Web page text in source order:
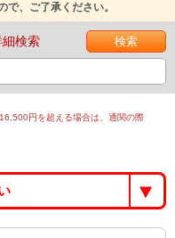
、ご了承ください。
細検索
円を超える場合は、通関の際